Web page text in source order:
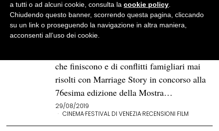
Venezia76. «Marriage Story», il
divorzio e l’amore che resta
Dopo l’acclamato Il Calamaro e la Balena,
che finiscono e di conflitti famigliari mai
risolti con Marriage Story in concorso alla
76esima edizione della Mostra…
29/08/2019
CINEMA·FESTIVAL DI VENEZIA·RECENSIONI FILM
a tutti o ad alcuni cookie, consulta la cookie policy
Chiudendo questo banner, scorrendo questa pagina, cliccando
su un link o proseguendo la navigazione in altra maniera,
acconsenti all’uso dei cookie.